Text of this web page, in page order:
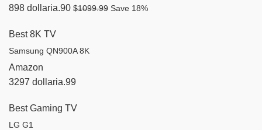
898 dollaria.90 $1099.99 Save 18%
Best 8K TV
Samsung QN900A 8K
Amazon
3297 dollaria.99
Best Gaming TV
LG G1